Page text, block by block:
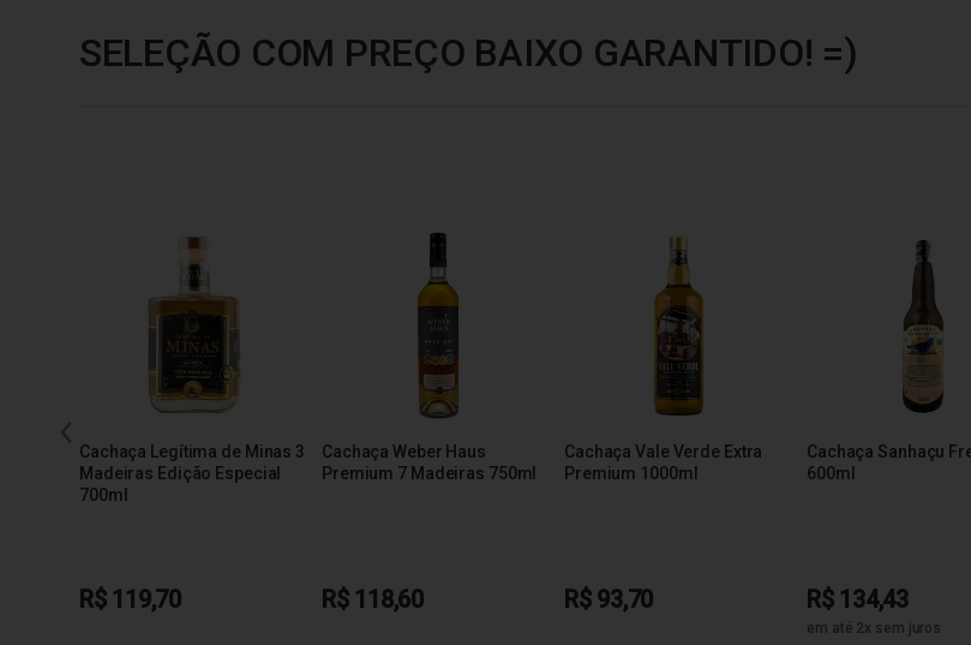
SELEÇÃO COM PREÇO BAIXO GARANTIDO! =)
Cachaça Legítima de Minas 3
Madeiras Edição Especial
700ml
R$ 119,70
Cachaça Weber Haus
Premium 7 Madeiras 750ml
R$ 118,60
Cachaça Vale Verde Extra
Premium 1000ml
R$ 93,70
Cachaça Sanhaçu
600ml
R$ 134,43
em até 2x sem juros